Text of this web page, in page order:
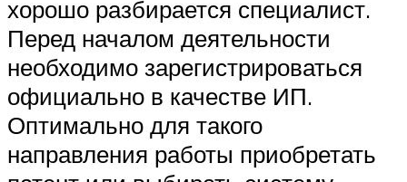
хорошо разбирается специалист.
Перед началом деятельности
необходимо зарегистрироваться
официально в качестве ИП.
Оптимально для такого
направления работы приобретать